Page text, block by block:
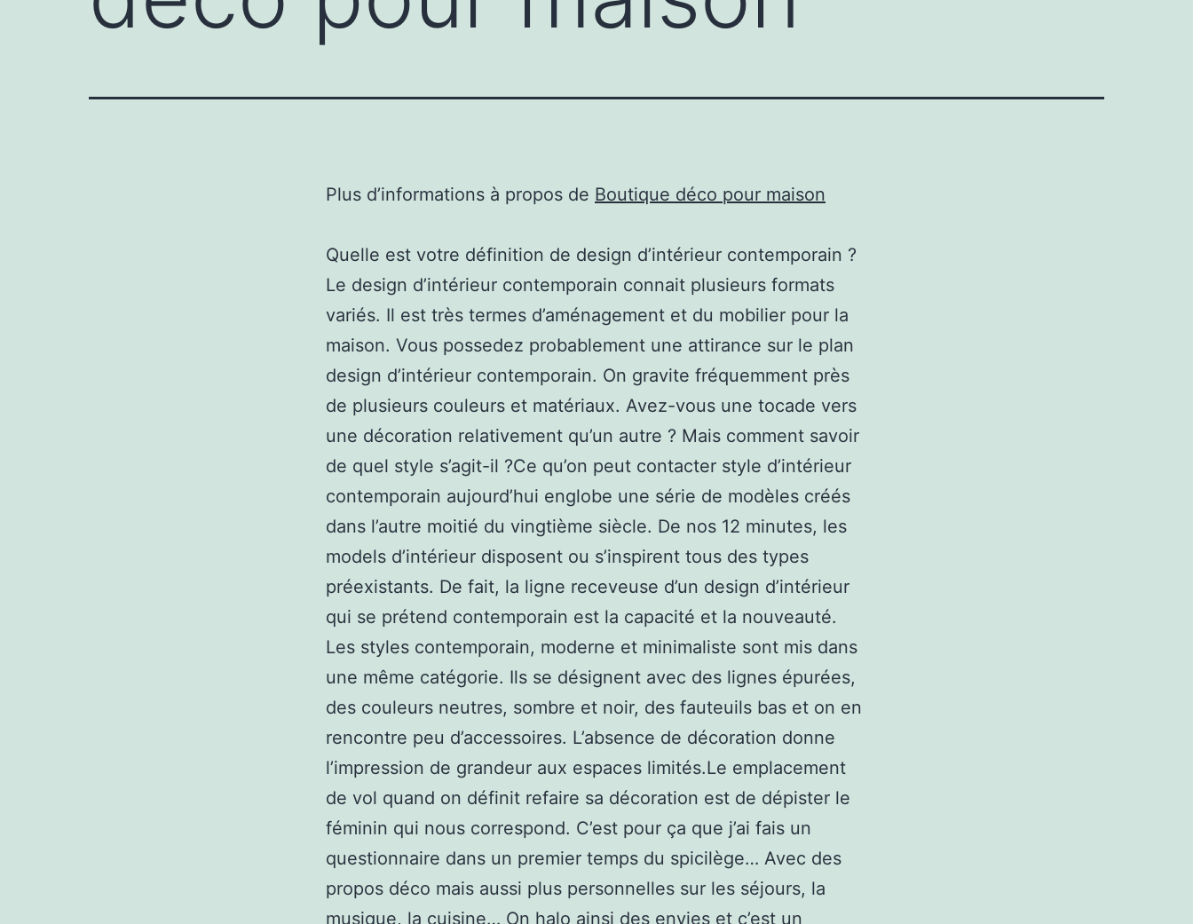
Plus d’informations à propos de Boutique déco pour maison
Quelle est votre définition de design d’intérieur contemporain ?
Le design d’intérieur contemporain connait plusieurs formats
variés. Il est très termes d’aménagement et du mobilier pour la
maison. Vous possedez probablement une attirance sur le plan
design d’intérieur contemporain. On gravite fréquemment près
de plusieurs couleurs et matériaux. Avez-vous une tocade vers
une décoration relativement qu’un autre ? Mais comment savoir
de quel style s’agit-il ?Ce qu’on peut contacter style d’intérieur
contemporain aujourd’hui englobe une série de modèles créés
dans l’autre moitié du vingtième siècle. De nos 12 minutes, les
models d’intérieur disposent ou s’inspirent tous des types
préexistants. De fait, la ligne receveuse d’un design d’intérieur
qui se prétend contemporain est la capacité et la nouveauté.
Les styles contemporain, moderne et minimaliste sont mis dans
une même catégorie. Ils se désignent avec des lignes épurées,
des couleurs neutres, sombre et noir, des fauteuils bas et on en
rencontre peu d’accessoires. L’absence de décoration donne
l’impression de grandeur aux espaces limités.Le emplacement
de vol quand on définit refaire sa décoration est de dépister le
féminin qui nous correspond. C’est pour ça que j’ai fais un
questionnaire dans un premier temps du spicilège… Avec des
propos déco mais aussi plus personnelles sur les séjours, la
musique, la cuisine… On halo ainsi des envies et c’est un